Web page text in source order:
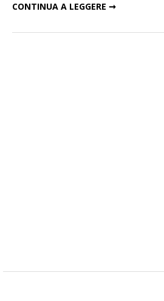
CONTINUA A LEGGERE ➞